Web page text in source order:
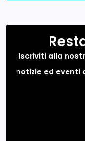
Iscriviti alla
notizie ed eventi